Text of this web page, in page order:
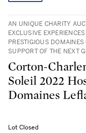
AN UNIQUE CHARITY
EXCLUSIVE
PRESTIGIOUS
SUPPORT OF THE NEXT
Corton-
Soleil 2022
Domaines
Lot Closed